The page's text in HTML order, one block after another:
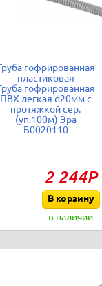
гофрированная
пластиковая
гофрированная
ПВХ легкая d20мм с
протяжкой сер.
(уп.100м) Эра
Б0020110
2 244Р
В корзину
в наличии